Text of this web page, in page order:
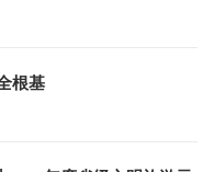
食安全根基